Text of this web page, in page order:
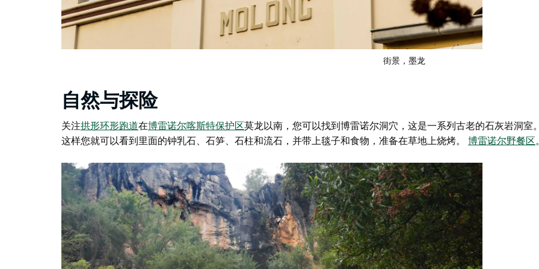
街景，墨龙
自然与探险
关注拱形环形跑道在博雷诺尔喀斯特保护区莫龙以南，您可以找到博雷诺尔洞穴，这是一系列古老的石灰岩洞室
这样您就可以看到里面的钟乳石、石笋、石柱和流石，并带上毯子和食物，准备在草地上烧烤。
博雷诺尔野餐区。